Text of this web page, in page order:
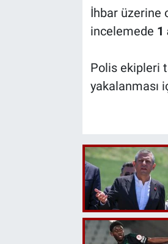
İhbar üzerine
incelemede 1
Polis ekipleri
yakalanması